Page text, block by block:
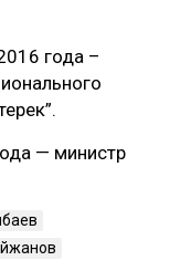
года –
— министр